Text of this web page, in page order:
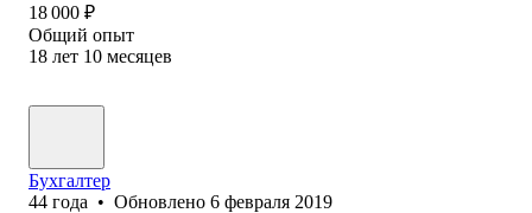
18 000 ₽
Общий опыт
18 лет 10 месяцев
Бухгалтер
44 года • Обновлено 6 февраля 2019